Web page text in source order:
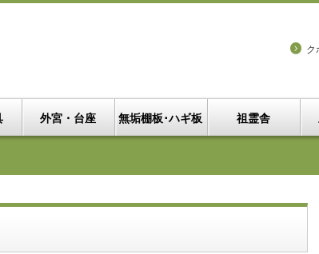
ク
外宮・台座 無垢棚板･ハギ板 祖霊舎